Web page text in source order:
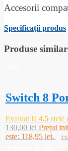
Accesorii
Specificații produs
Produse
Switch 8
Evaluat la 4.5 stele
130,00lei Prețul
este: 118,95 lei.